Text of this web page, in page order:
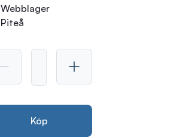
Webblager
Piteå
Köp